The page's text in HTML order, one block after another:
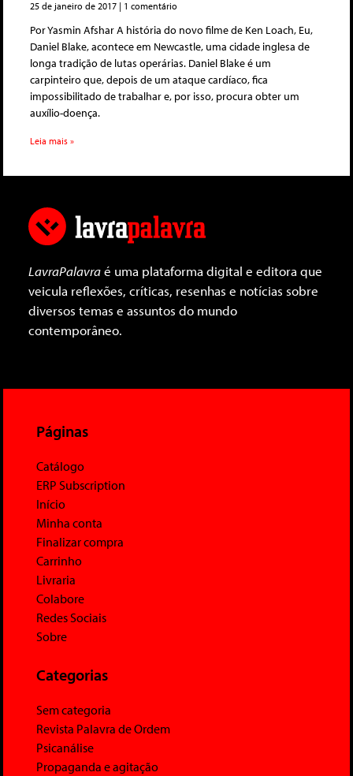
25 de janeiro de 2017 1 comentário
Por Yasmin Afshar A história do novo filme de Ken Loach, Eu,
Daniel Blake, acontece em Newcastle, uma cidade inglesa de
longa tradição de lutas operárias. Daniel Blake é um
carpinteiro que, depois de um ataque cardíaco, fica
impossibilitado de trabalhar e, por isso, procura obter um
auxílio-doença.
Leia mais »
LavraPalavraé uma plataforma digital e editora que
veicula reflexões, críticas, resenhas e notícias sobre
diversos temas e assuntos do mundo
contemporâneo.
Páginas
Catálogo
ERP Subscription
Início
Minha conta
Finalizar compra
Carrinho
Livraria
Colabore
Redes Sociais
Sobre
Categorias
Sem categoria
Revista Palavra de Ordem
Psicanálise
Propaganda e agitação